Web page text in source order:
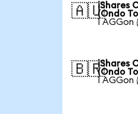
🇦🇺iShares
(Ondo
1 AGGon
🇧🇷iShares
(Ondo
1 AGGon